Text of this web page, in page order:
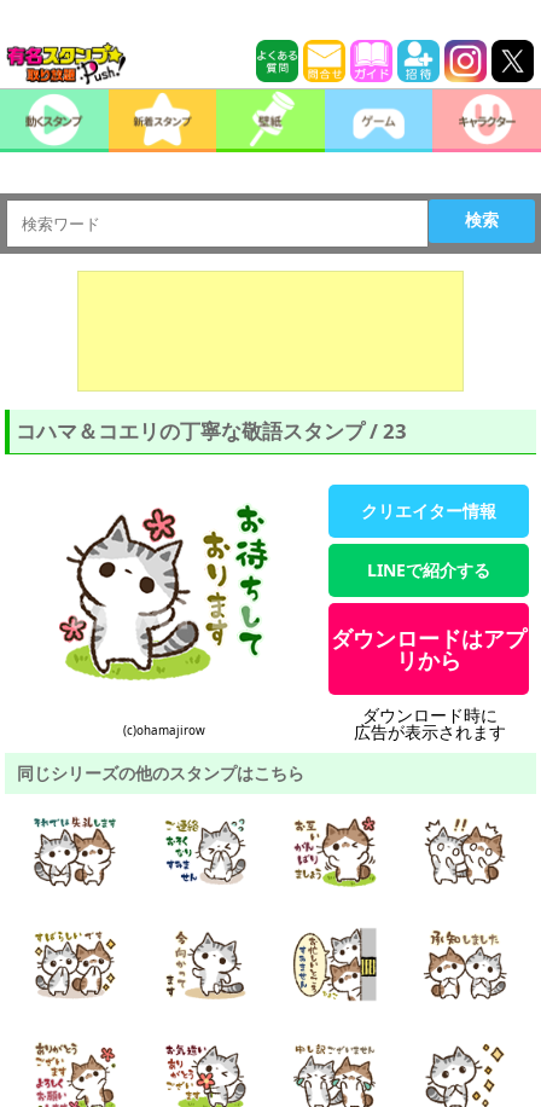
検索
コハマ＆コエリの丁寧な敬語スタンプ / 23
(c)ohamajirow
クリエイター情報
LINEで紹介する
ダウンロードはアプ
リから
ダウンロード時に
広告が表示されます
同じシリーズの他のスタンプはこちら